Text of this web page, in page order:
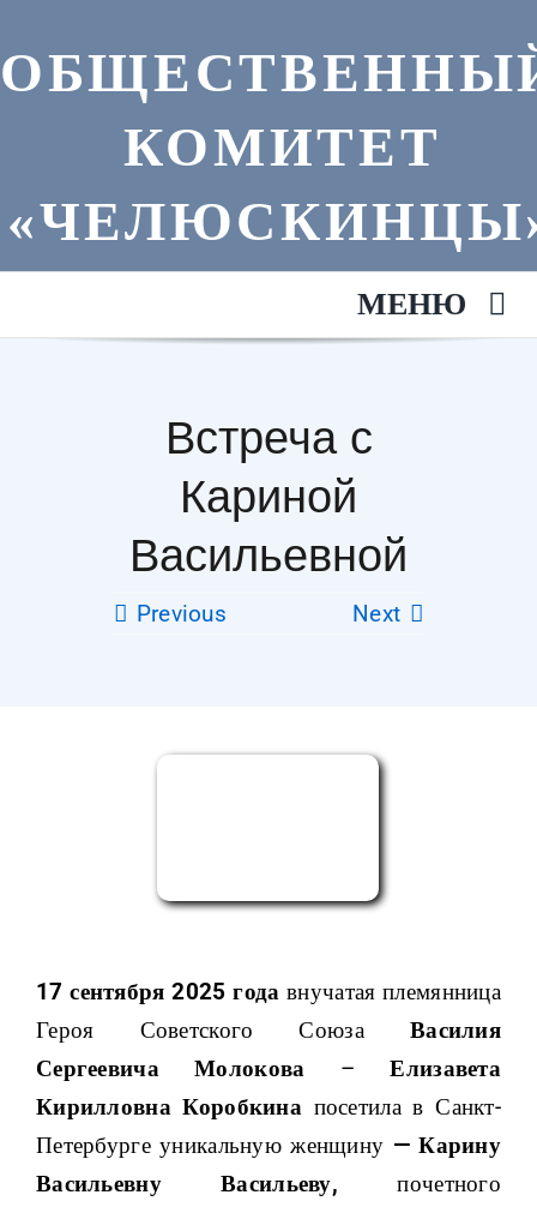
to
content
КОМИТЕТ
МЕНЮ
Анонсы
Литература
Фильмы
Встреча с
Кариной
Васильевной
Previous Next
17 сентября 2025 годавнучатая племянница
Героя Советского СоюзаВасилия
Сергеевича Молокова –Елизавета
Кирилловна Коробкинапосетила в Санкт-
Петербурге уникальную женщину — Карину
Васильевну Васильеву,почетного